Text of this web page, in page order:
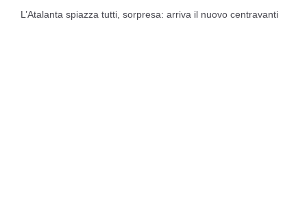
L’Atalanta spiazza tutti, sorpresa: arriva il nuovo centravanti